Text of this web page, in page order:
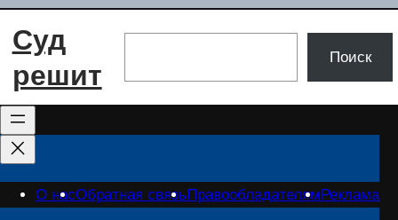
Перейти
Суд
решит
Поиск
О насОбратная связьПравообладателямРеклама